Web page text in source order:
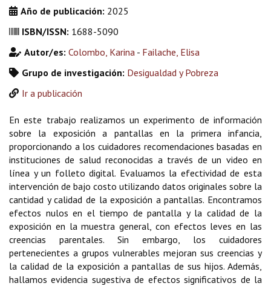
Año de publicación: 2025
ISBN/ISSN: 1688-5090
Autor/es: Colombo, Karina - Failache, Elisa
Grupo de investigación: Desigualdad y Pobreza
Ir a publicación
En este trabajo realizamos un experimento de información
sobre la exposición a pantallas en la primera infancia,
proporcionando a los cuidadores recomendaciones basadas en
instituciones de salud reconocidas a través de un video en
línea y un folleto digital. Evaluamos la efectividad de esta
intervención de bajo costo utilizando datos originales sobre la
cantidad y calidad de la exposición a pantallas. Encontramos
efectos nulos en el tiempo de pantalla y la calidad de la
exposición en la muestra general, con efectos leves en las
creencias parentales. Sin embargo, los cuidadores
pertenecientes a grupos vulnerables mejoran sus creencias y
la calidad de la exposición a pantallas de sus hijos. Además,
hallamos evidencia sugestiva de efectos significativos de la